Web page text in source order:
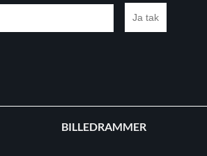
Ja tak
BILLEDRAMMER